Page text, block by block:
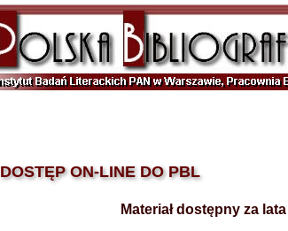
DOSTĘP ON-LINE DO PBL
Materiał dostępny za